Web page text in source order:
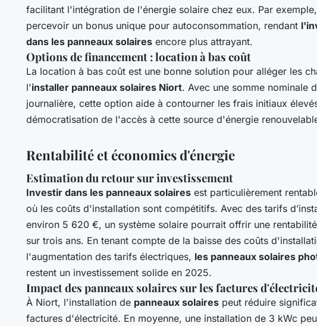
facilitant l'intégration de l'énergie solaire chez eux. Par
percevoir un bonus unique pour autoconsommation, rendant
dans les panneaux solaires encore plus attrayant.
Options de financement : location à bas coût
La location à bas coût est une bonne solution pour alléger les
l'installer panneaux solaires Niort. Avec une somme nominale
journalière, cette option aide à contourner les frais initiaux
démocratisation de l'accès à cette source d'énergie
Rentabilité et économies d'énergie
Estimation du retour sur investissement
Investir dans les panneaux solaires est particulièrement
où les coûts d'installation sont compétitifs. Avec des tarifs
environ 5 620 €, un système solaire pourrait offrir une
sur trois ans. En tenant compte de la baisse des coûts
l'augmentation des tarifs électriques, les panneaux solaires
restent un investissement solide en 2025.
Impact des panneaux solaires sur les factures
À Niort, l'installation de panneaux solaires peut réduire
factures d'électricité. En moyenne, une installation de 3 kWc